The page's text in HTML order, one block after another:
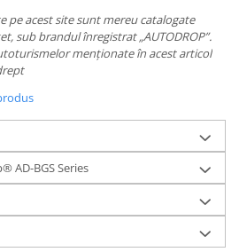
pe acest site sunt mereu catalogate
sub brandul înregistrat „AUTODROP”.
menționate în acest articol
AD-BGS Series